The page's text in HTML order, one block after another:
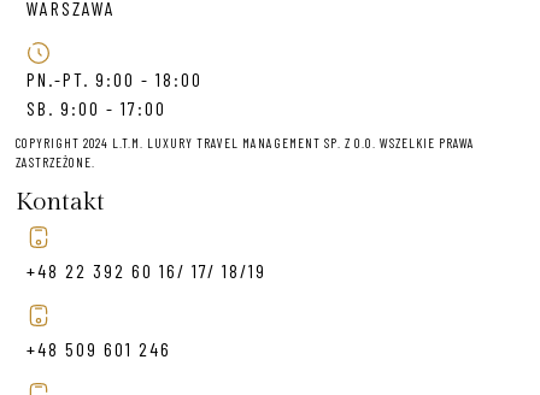
WARSZAWA
PN.-PT. 9:00 - 18:00
SB. 9:00 - 17:00
COPYRIGHT 2024 L.T.M. LUXURY TRAVEL MANAGEMENT SP. Z O.O. WSZELKIE PRAWA
ZASTRZEŻONE.
Kontakt
+48 22 392 60 16/ 17/ 18/19
+48 509 601 246